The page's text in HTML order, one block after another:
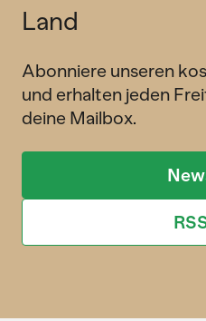
Land
Abonniere unseren
und erhalten jeden
deine Mailbox.